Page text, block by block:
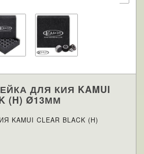
ДЛЯ КИЯ KAMUI
(H) Ø13ММ
CLEAR BLACK (H)